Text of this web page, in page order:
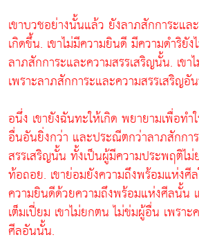
เขาบวชอย่างนั้นแล้ว ยังลาภสักการะแล
เกิดขึ้น. เขาไม่มีความยินดี มีความดำริยัง
ลาภสักการะและความสรรเสริญนั้น. เข
เพราะลาภสักการะและความสรรเสริญอั
อนึ่ง เขายังฉันทะให้เกิด พยายามเพื่อทำ
อื่นอันยิ่งกว่า และประณีตกว่าลาภสักกา
สรรเสริญนั้น ทั้งเป็นผู้มีความประพฤติไ
ท้อถอย. เขาย่อมยังความถึงพร้อมแห่งศีล
ความยินดีด้วยความถึงพร้อมแห่งศีลนั้น
เต็มเปี่ยม เขาไม่ยกตน ไม่ข่มผู้อื่น เพรา
ศีลอันนั้น.